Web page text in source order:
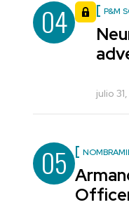
04 P&M
julio
05